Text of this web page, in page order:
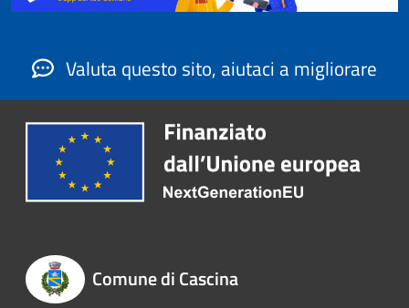
Valuta questo sito, aiutaci a migliorare
Comune di Cascina